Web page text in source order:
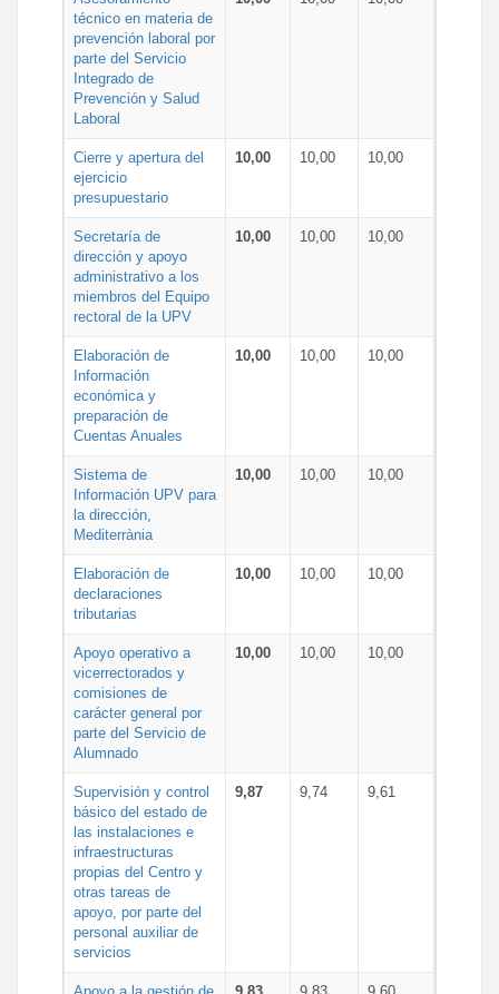
técnico en materia de
prevención laboral por
parte del Servicio
Integrado de
Prevención y Salud
Laboral
Cierre y apertura del
ejercicio
presupuestario
10,00 10,00 10,00
Secretaría de
dirección y apoyo
administrativo a los
miembros del Equipo
rectoral de la UPV
10,00 10,00 10,00
Elaboración de
Información
económica y
preparación de
Cuentas Anuales
10,00 10,00 10,00
Sistema de
Información UPV para
la dirección,
Mediterrània
10,00 10,00 10,00
Elaboración de
declaraciones
tributarias
10,00 10,00 10,00
Apoyo operativo a
vicerrectorados y
comisiones de
carácter general por
parte del Servicio de
Alumnado
10,00 10,00 10,00
Supervisión y control
básico del estado de
las instalaciones e
infraestructuras
propias del Centro y
otras tareas de
apoyo, por parte del
personal auxiliar de
servicios
9,87 9,74 9,61
Apoyo a la gestión de
9,83 9,83 9,60